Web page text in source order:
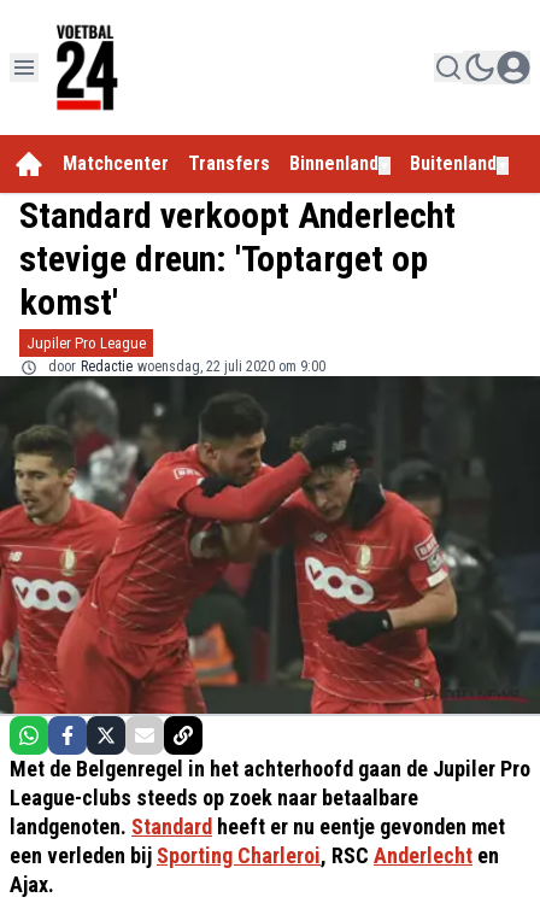
Matchcenter Transfers Binnenland Buitenland
Standard verkoopt Anderlecht
stevige dreun: 'Toptarget op
komst'
Jupiler Pro League
door Redactie woensdag, 22 juli 2020 om 9:00
Met de Belgenregel in het achterhoofd gaan de Jupiler Pro
League-clubs steeds op zoek naar betaalbare
landgenoten. Standard heeft er nu eentje gevonden met
een verleden bij Sporting Charleroi, RSC Anderlecht en
Ajax.